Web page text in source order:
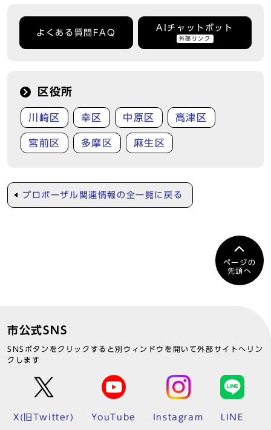
よくある質問FAQ
AIチャットボット
外部リンク
区役所
川崎区 幸区 中原区 高津区
宮前区 多摩区 麻生区
プロポーザル関連情報の全一覧に戻る
ページの
先頭へ
市公式SNS
SNSボタンをクリックすると別ウィンドウを開いて外部サイトへリン
クします
X(旧Twitter) YouTube Instagram LINE